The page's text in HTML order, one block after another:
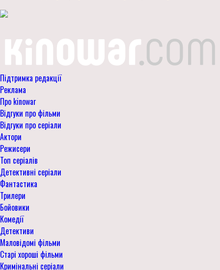
Підтримка редакції
Реклама
Про kinowar
Відгуки про фільми
Відгуки про серіали
Актори
Режисери
Топ серіалів
Детективні серіали
Фантастика
Трилери
Бойовики
Комедії
Детективи
Маловідомі фільми
Старі хороші фільми
Кримінальні серіали